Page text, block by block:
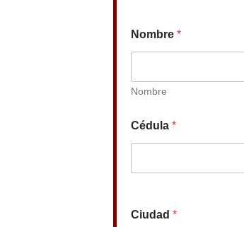
Nombre *
Nombre
Cédula *
Ciudad *